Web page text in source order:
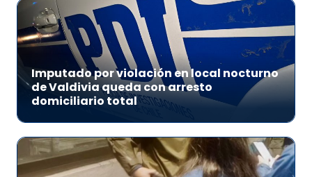
Imputado por violación en local nocturno
de Valdivia queda con arresto
domiciliario total